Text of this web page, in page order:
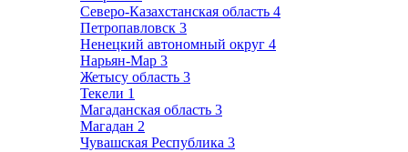
Северо-Казахстанская область 4
Петропавловск 3
Ненецкий автономный округ 4
Нарьян-Мар 3
Жетысу область 3
Текели 1
Магаданская область 3
Магадан 2
Чувашская Республика 3